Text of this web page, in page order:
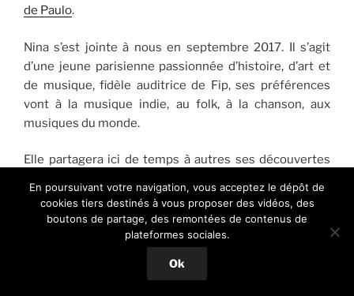
de Paulo.
Nina s’est jointe à nous en septembre 2017. Il s’agit
d’une jeune parisienne passionnée d’histoire, d’art et
de musique, fidèle auditrice de Fip, ses préférences
vont à la musique indie, au folk, à la chanson, aux
musiques du monde.
Elle partagera ici de temps à autres ses découvertes
Dans les oreilles de Nina »…
Xavier,Solenne,Olivier
bénévoles pour parler ici de l’actualité musicale avec
En poursuivant votre navigation, vous acceptez le dépôt de
cookies tiers destinés à vous proposer des vidéos, des
boutons de partage, des remontées de contenus de
plateformes sociales.
Ok